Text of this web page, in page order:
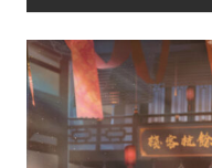
家
達
人
No.1
遊
戲
科
技
自